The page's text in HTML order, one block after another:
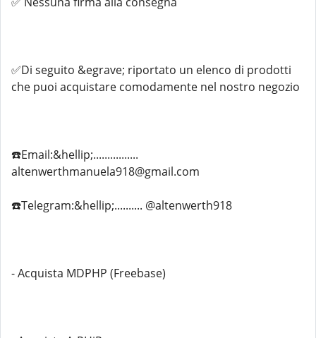
✅Di seguito &egrave; riportato un elenco di prodotti
che puoi acquistare comodamente nel nostro negozio
☎️Email:&hellip;................
altenwerthmanuela918@gmail.com
☎️Telegram:&hellip;.......... @altenwerth918
- Acquista MDPHP (Freebase)